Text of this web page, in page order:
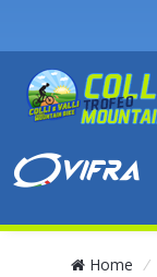
Home /